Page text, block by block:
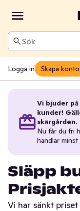
Sök
Logga in Skapa konto
Vi bjuder
kunder!
skärgården.
Nu får du fri
handlar minst
Släpp
Vi har sänkt